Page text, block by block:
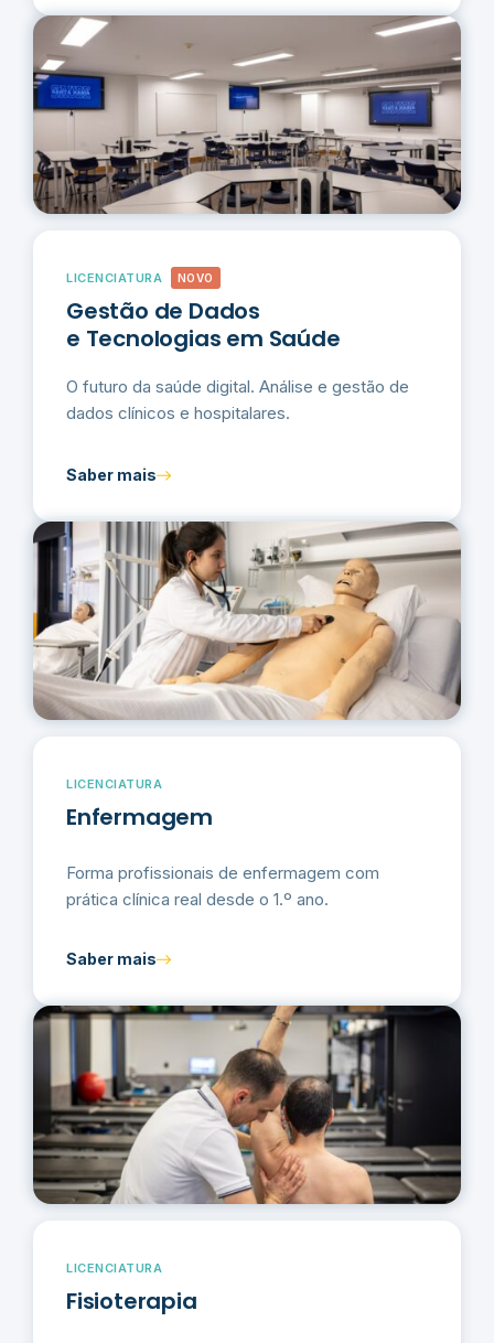
LICENCIATURA NOVO
Gestão de Dados
e Tecnologias em Saúde
O futuro da saúde digital. Análise e gestão de
dados clínicos e hospitalares.
Saber mais
LICENCIATURA
Enfermagem
Forma profissionais de enfermagem com
prática clínica real desde o 1.º ano.
Saber mais
LICENCIATURA
Fisioterapia